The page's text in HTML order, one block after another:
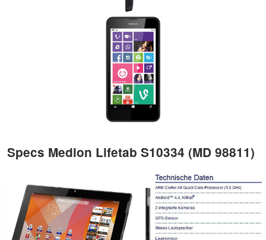
Specs Medion Lifetab S10334 (MD 98811)